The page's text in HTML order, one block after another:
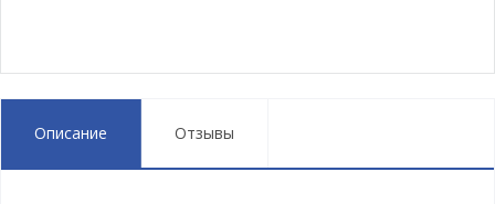
Описание Отзывы